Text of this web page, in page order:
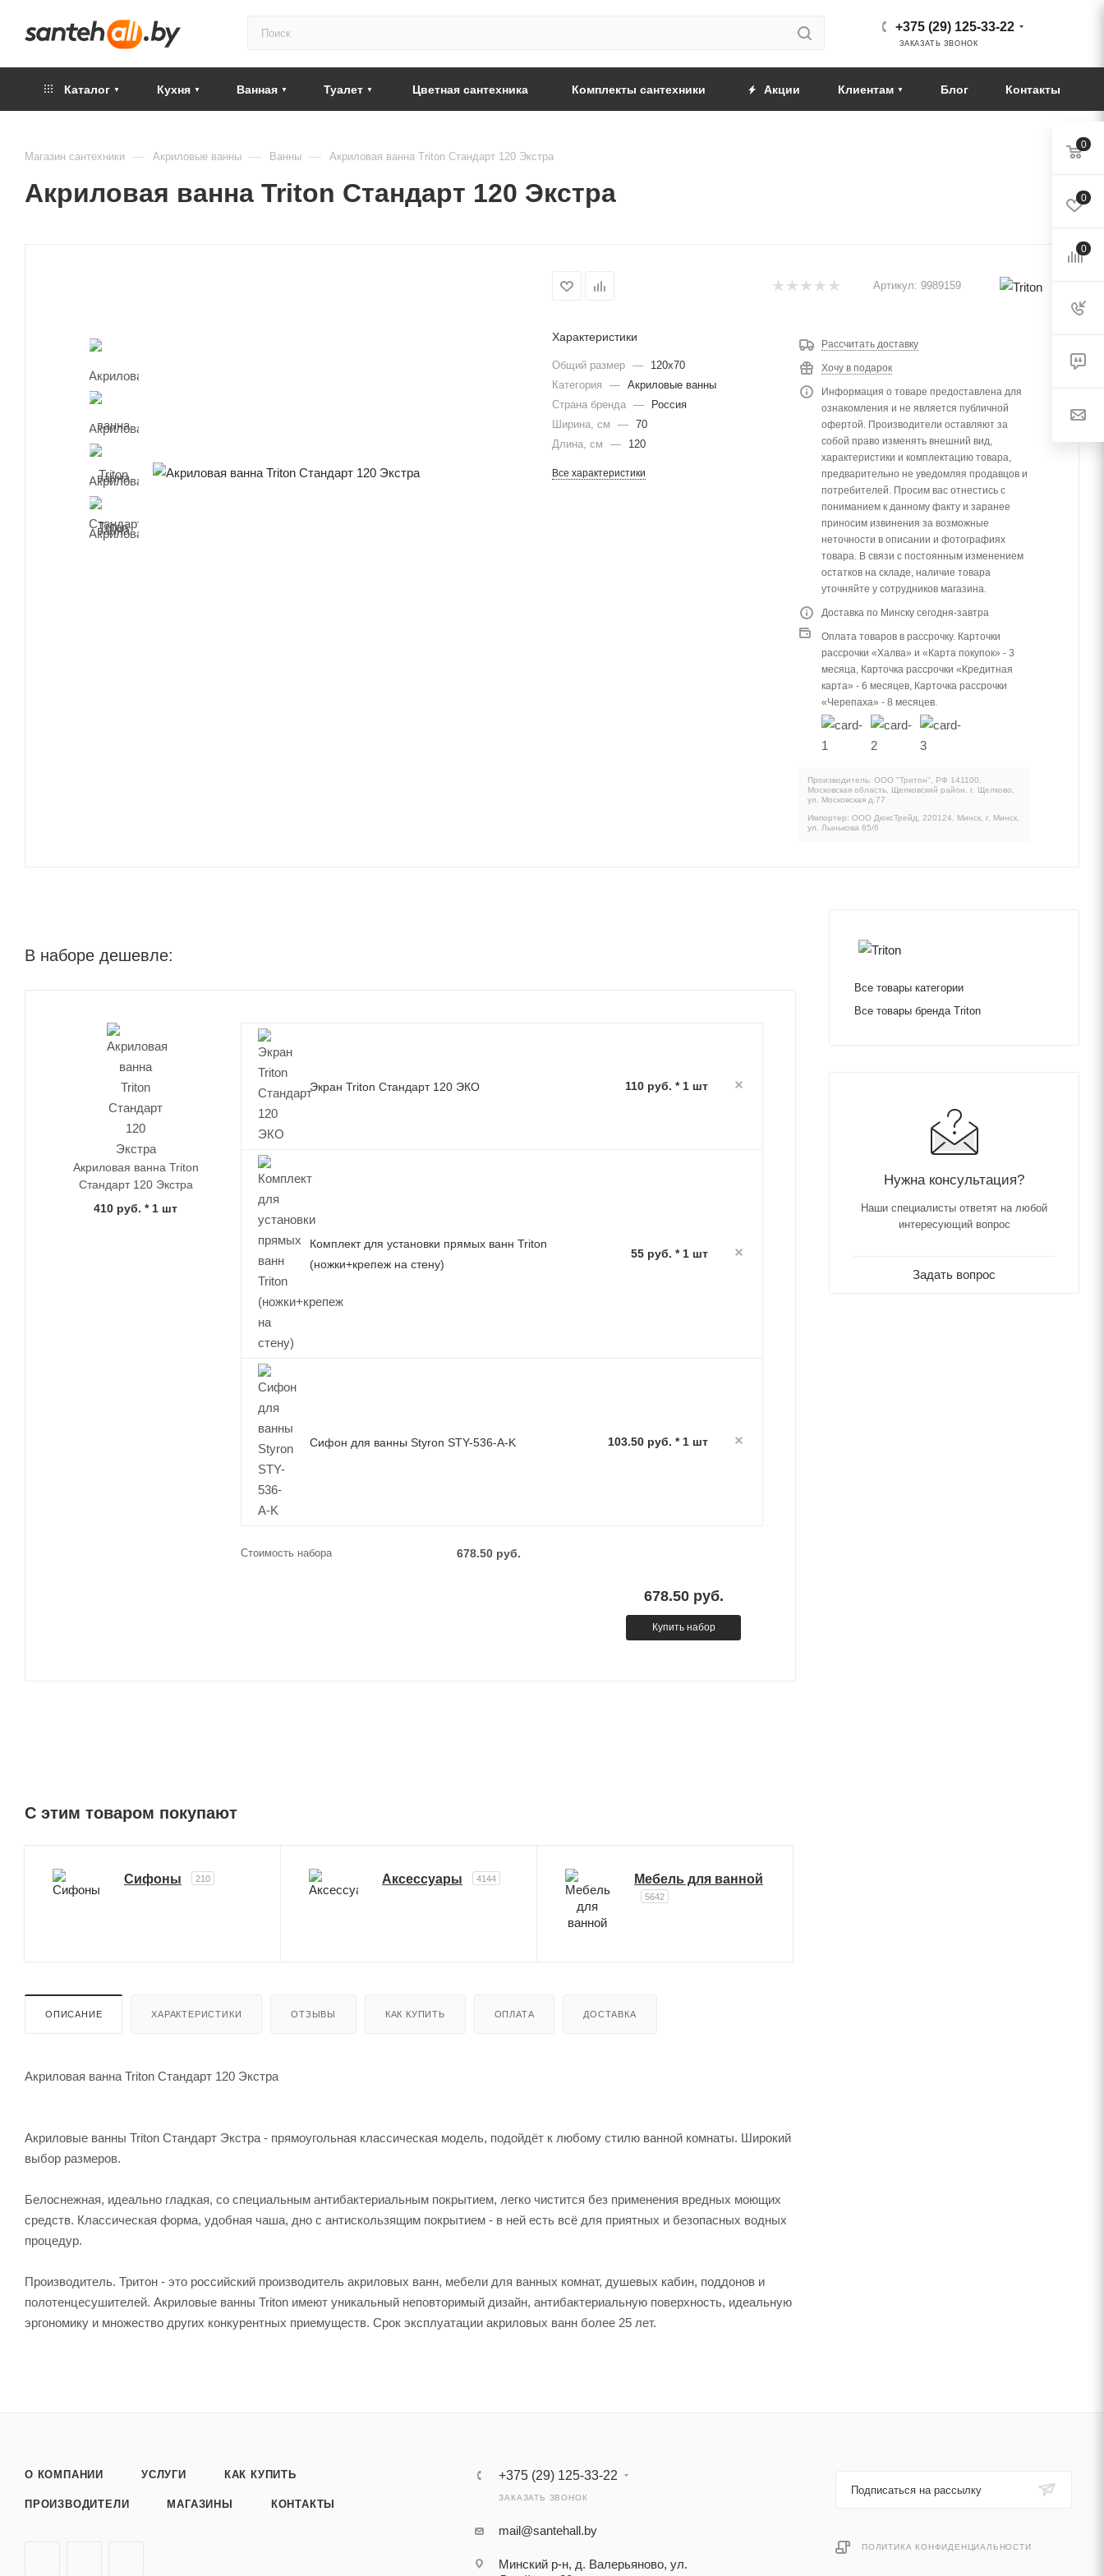
+375 (29) 125-33-22
ЗАКАЗАТЬ ЗВОНОК
Каталог Кухня Ванная Туалет Цветная сантехника Комплекты сантехники Акции Клиентам Блог Контакты
Магазин сантехники — Акриловые ванны — Ванны — Акриловая ванна Triton Стандарт 120 Экстра
Акриловая ванна Triton Стандарт 120 Экстра
Артикул: 9989159
Характеристики
Общий размер —
120x70
Категория
— Акриловые ванны
Страна бренда —
Россия
Ширина, см
— 70
Длина, см
— 120
Все характеристики
Рассчитать доставку
Хочу в подарок
Информация о товаре предоставлена для
ознакомления и не является публичной
офертой. Производители оставляют за
собой право изменять внешний вид,
характеристики и комплектацию товара,
предварительно не уведомляя продавцов и
потребителей. Просим вас отнестись с
пониманием к данному факту и заранее
приносим извинения за возможные
неточности в описании и фотографиях
товара. В связи с постоянным изменением
остатков на складе, наличие товара
уточняйте у сотрудников магазина.
Доставка по Минску сегодня-завтра
Оплата товаров в рассрочку. Карточки
рассрочки «Халва» и «Карта покупок» - 3
месяца, Карточка рассрочки «Кредитная
карта» - 6 месяцев, Карточка рассрочки
«Черепаха» - 8 месяцев.
Производитель: ООО "Тритон", РФ 141100,
Московская область, Щелковский район, г. Щелково,
ул. Московская д.77
Импортер: ООО ДюксТрейд, 220124, Минск, г. Минск,
ул. Лынькова 85/6
В наборе дешевле:
Акриловая ванна Triton
Стандарт 120 Экстра
410 руб. * 1 шт
Экран Triton Стандарт 120 ЭКО 110 руб. * 1 шт
Комплект для установки прямых ванн Triton
(ножки+крепеж на стену)
55 руб. * 1 шт
Сифон для ванны Styron STY-536-A-K 103.50 руб. * 1 шт
Стоимость набора 678.50 руб.
678.50 руб.
Купить набор
C этим товаром покупают
Сифоны 210 Аксессуары 4144 Мебель для ванной
5642
ОПИСАНИЕ ХАРАКТЕРИСТИКИ ОТЗЫВЫ КАК КУПИТЬ ОПЛАТА ДОСТАВКА
Акриловая ванна Triton Стандарт 120 Экстра
Акриловые ванны Triton Стандарт Экстра - прямоугольная классическая модель, подойдёт к любому стилю ванной комнаты. Широкий
выбор размеров.
Белоснежная, идеально гладкая, со специальным антибактериальным покрытием, легко чистится без применения вредных моющих
средств. Классическая форма, удобная чаша, дно с антискользящим покрытием - в ней есть всё для приятных и безопасных водных
процедур.
Производитель. Тритон - это российский производитель акриловых ванн, мебели для ванных комнат, душевых кабин, поддонов и
полотенцесушителей. Акриловые ванны Triton имеют уникальный неповторимый дизайн, антибактериальную поверхность, идеальную
эргономику и множество других конкурентных приемуществ. Срок эксплуатации акриловых ванн более 25 лет.
Все товары категории
Все товары бренда Triton
Нужна консультация?
Наши специалисты ответят на любой
интересующий вопрос
Задать вопрос
О КОМПАНИИ УСЛУГИ КАК КУПИТЬ
ПРОИЗВОДИТЕЛИ МАГАЗИНЫ КОНТАКТЫ
+375 (29) 125-33-22
ЗАКАЗАТЬ ЗВОНОК
mail@santehall.by
Минский р-н, д. Валерьяново, ул.
Подписаться на рассылку
ПОЛИТИКА КОНФИДЕНЦИАЛЬНОСТИ
0
0
0